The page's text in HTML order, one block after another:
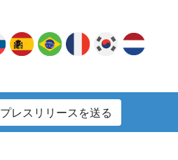
プレスリリースを送る